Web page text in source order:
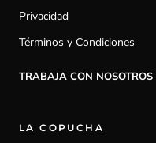
Privacidad
Términos y Condiciones
TRABAJA CON NOSOTROS
LA COPUCHA